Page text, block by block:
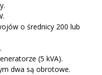
o średnicy 200 lub
(5 kVA).
dwa są obrotowe.